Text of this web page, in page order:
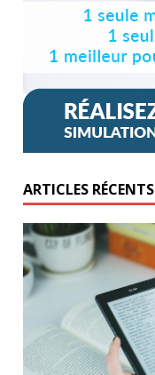
ARTICLES RÉCENTS